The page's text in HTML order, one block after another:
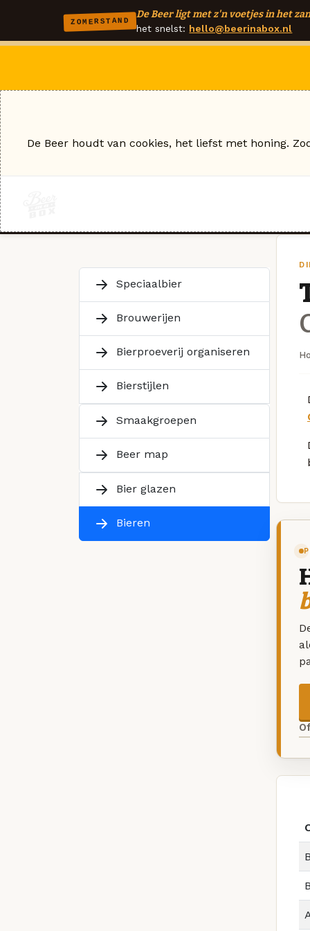
ZOMERSTAND
De Beer ligt met z'n voetjes in het
het snelst: hello@beerinabox.nl
Speciaalbier
Brouwerijen
Bierproeverij organiseren
Bierstijlen
Smaakgroepen
Beer map
Bier glazen
Bieren
De Beer houdt van cookies, het liefst met honing.